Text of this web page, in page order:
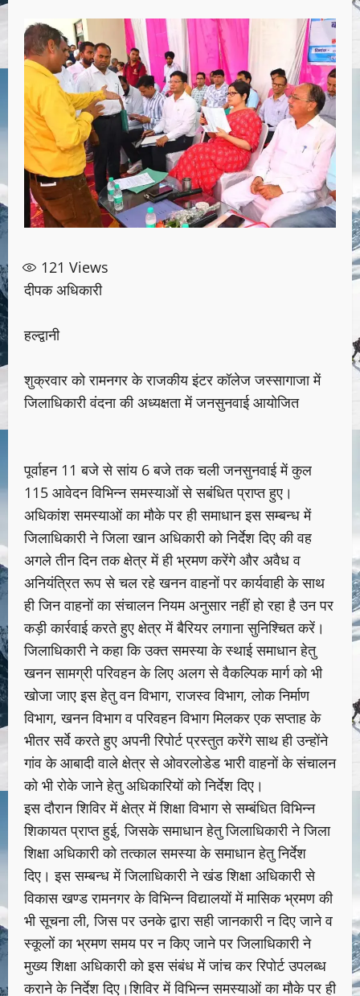
121 Views
दीपक अधिकारी
हल्द्वानी
शुक्रवार को रामनगर के राजकीय इंटर कॉलेज जस्सागाजा में
जिलाधिकारी वंदना की अध्यक्षता में जनसुनवाई आयोजित
पूर्वाहन 11 बजे से सांय 6 बजे तक चली जनसुनवाई में कुल
115 आवेदन विभिन्न समस्याओं से सबंधित प्राप्त हुए।
अधिकांश समस्याओं का मौके पर ही समाधान इस सम्बन्ध में
जिलाधिकारी ने जिला खान अधिकारी को निर्देश दिए की वह
अगले तीन दिन तक क्षेत्र में ही भ्रमण करेंगे और अवैध व
अनियंत्रित रूप से चल रहे खनन वाहनों पर कार्यवाही के साथ
ही जिन वाहनों का संचालन नियम अनुसार नहीं हो रहा है उन पर
कड़ी कार्रवाई करते हुए क्षेत्र में बैरियर लगाना सुनिश्चित करें।
जिलाधिकारी ने कहा कि उक्त समस्या के स्थाई समाधान हेतु
खनन सामग्री परिवहन के लिए अलग से वैकल्पिक मार्ग को भी
खोजा जाए इस हेतु वन विभाग, राजस्व विभाग, लोक निर्माण
विभाग, खनन विभाग व परिवहन विभाग मिलकर एक सप्ताह के
भीतर सर्वे करते हुए अपनी रिपोर्ट प्रस्तुत करेंगे साथ ही उन्होंने
गांव के आबादी वाले क्षेत्र से ओवरलोडेड भारी वाहनों के संचालन
को भी रोके जाने हेतु अधिकारियों को निर्देश दिए।
इस दौरान शिविर में क्षेत्र में शिक्षा विभाग से सम्बंधित विभिन्न
शिकायत प्राप्त हुई, जिसके समाधान हेतु जिलाधिकारी ने जिला
शिक्षा अधिकारी को तत्काल समस्या के समाधान हेतु निर्देश
दिए। इस सम्बन्ध में जिलाधिकारी ने खंड शिक्षा अधिकारी से
विकास खण्ड रामनगर के विभिन्न विद्यालयों में मासिक भ्रमण की
भी सूचना ली, जिस पर उनके द्वारा सही जानकारी न दिए जाने व
स्कूलों का भ्रमण समय पर न किए जाने पर जिलाधिकारी ने
मुख्य शिक्षा अधिकारी को इस संबंध में जांच कर रिपोर्ट उपलब्ध
कराने के निर्देश दिए।शिविर में विभिन्न समस्याओं का मौके पर ही